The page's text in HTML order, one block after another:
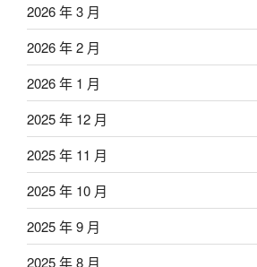
2026 年 3 月
2026 年 2 月
2026 年 1 月
2025 年 12 月
2025 年 11 月
2025 年 10 月
2025 年 9 月
2025 年 8 月